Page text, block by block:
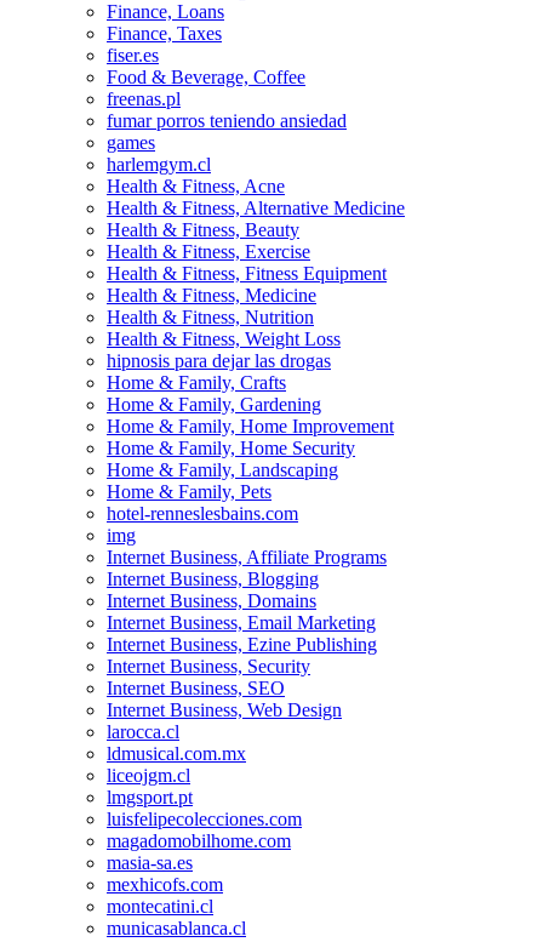
Finance, Loans
Finance, Taxes
fiser.es
Food & Beverage, Coffee
freenas.pl
fumar porros teniendo ansiedad
games
harlemgym.cl
Health & Fitness, Acne
Health & Fitness, Alternative Medicine
Health & Fitness, Beauty
Health & Fitness, Exercise
Health & Fitness, Fitness Equipment
Health & Fitness, Medicine
Health & Fitness, Nutrition
Health & Fitness, Weight Loss
hipnosis para dejar las drogas
Home & Family, Crafts
Home & Family, Gardening
Home & Family, Home Improvement
Home & Family, Home Security
Home & Family, Landscaping
Home & Family, Pets
hotel-renneslesbains.com
img
Internet Business, Affiliate Programs
Internet Business, Blogging
Internet Business, Domains
Internet Business, Email Marketing
Internet Business, Ezine Publishing
Internet Business, Security
Internet Business, SEO
Internet Business, Web Design
larocca.cl
ldmusical.com.mx
liceojgm.cl
lmgsport.pt
luisfelipecolecciones.com
magadomobilhome.com
masia-sa.es
mexhicofs.com
montecatini.cl
municasablanca.cl